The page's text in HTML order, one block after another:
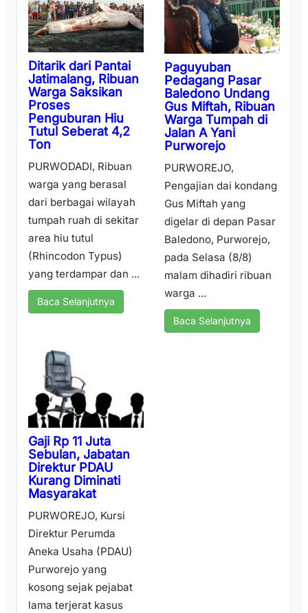
Ditarik dari Pantai
Jatimalang, Ribuan
Warga Saksikan
Proses
Penguburan Hiu
Tutul Seberat 4,2
Ton
PURWODADI, Ribuan
warga yang berasal
dari berbagai wilayah
tumpah ruah di sekitar
area hiu tutul
(Rhincodon Typus)
yang terdampar dan ...
Baca Selanjutnya
Paguyuban
Pedagang Pasar
Baledono Undang
Gus Miftah, Ribuan
Warga Tumpah di
Jalan A Yani
Purworejo
PURWOREJO,
Pengajian dai kondang
Gus Miftah yang
digelar di depan Pasar
Baledono, Purworejo,
pada Selasa (8/8)
malam dihadiri ribuan
warga ...
Baca Selanjutnya
Gaji Rp 11 Juta
Sebulan, Jabatan
Direktur PDAU
Kurang Diminati
Masyarakat
PURWOREJO, Kursi
Direktur Perumda
Aneka Usaha (PDAU)
Purworejo yang
kosong sejak pejabat
lama terjerat kasus